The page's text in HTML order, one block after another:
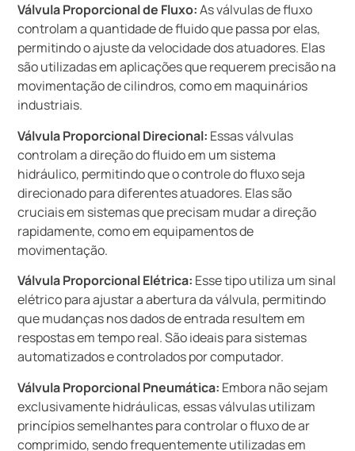
Válvula Proporcional de Fluxo:As válvulas de fluxo
controlam a quantidade de fluido que passa por elas,
permitindo o ajuste da velocidade dos atuadores. Elas
são utilizadas em aplicações que requerem precisão na
movimentação de cilindros, como em maquinários
industriais.
Válvula Proporcional Direcional: Essas válvulas
controlam a direção do fluido em um sistema
hidráulico, permitindo que o controle do fluxo seja
direcionado para diferentes atuadores. Elas são
cruciais em sistemas que precisam mudar a direção
rapidamente, como em equipamentos de
movimentação.
Válvula Proporcional Elétrica: Esse tipo utiliza um sinal
elétrico para ajustar a abertura da válvula, permitindo
que mudanças nos dados de entrada resultem em
respostas em tempo real. São ideais para sistemas
automatizados e controlados por computador.
Válvula Proporcional Pneumática: Embora não sejam
exclusivamente hidráulicas, essas válvulas utilizam
princípios semelhantes para controlar o fluxo de ar
comprimido, sendo frequentemente utilizadas em